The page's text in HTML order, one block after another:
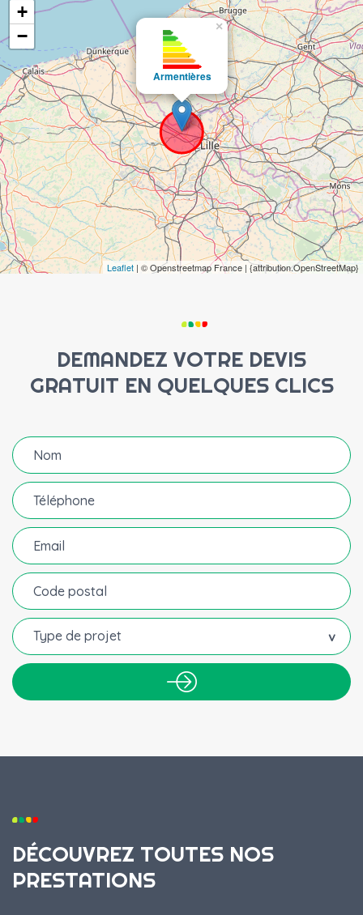
Armentières
×
+
−
Leaflet | © Openstreetmap France | {attribution.OpenStreetMap}
DEMANDEZ VOTRE DEVIS
GRATUIT EN QUELQUES CLICS
Type de projet
DÉCOUVREZ TOUTES NOS
PRESTATIONS